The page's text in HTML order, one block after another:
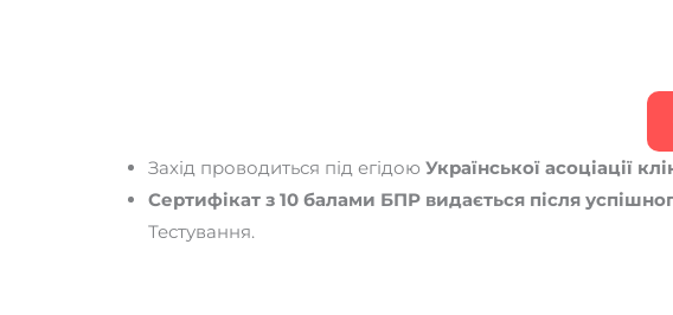
Захід проводиться під егідою Української асоціації
Сертифікат з 10 балами БПР видається після
Тестування.